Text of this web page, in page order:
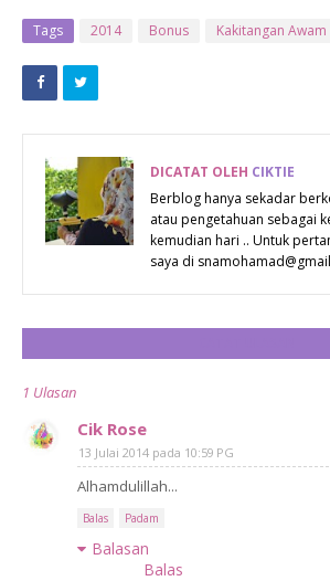
Tags 2014 Bonus Kakitangan Awam
DICATAT OLEH CIKTIE
Berblog hanya sekadar
atau pengetahuan sebagai
kemudian hari .. Untuk
saya di
1 Ulasan
Cik Rose
13 Julai 2014 pada 10:59 PG
Alhamdulillah...
Balas Padam
Balasan
Balas